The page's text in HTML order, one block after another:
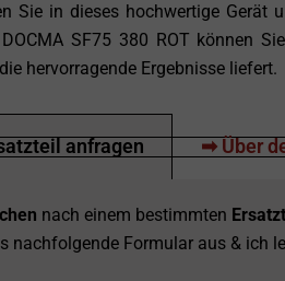
Sie in dieses hochwertige
SF75 380 ROT können
hervorragende Ergebnisse liefert.
anfragen ➡ Über
nach einem bestimmten
nachfolgende Formular aus & ich